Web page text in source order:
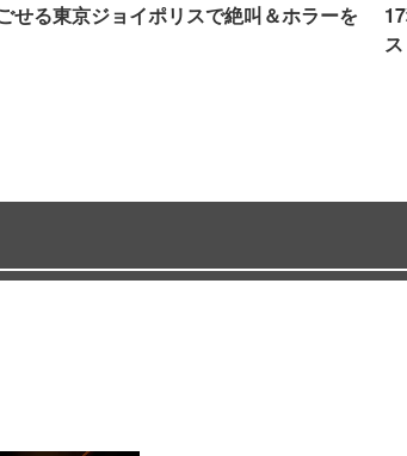
せる東京ジョイポリスで絶叫＆ホラーを